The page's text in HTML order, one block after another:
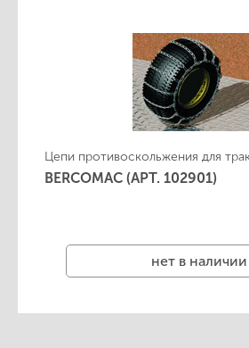
Цепи противоскольжения для
BERCOMAC (АРТ. 102901)
нет в наличии